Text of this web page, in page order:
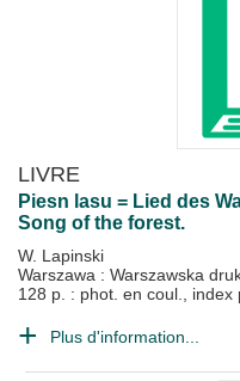
LIVRE
Piesn lasu = Lied des
Song of the forest.
W. Lapinski
Warszawa : Warszawska
128 p. : phot. en coul.,
Plus d'information...